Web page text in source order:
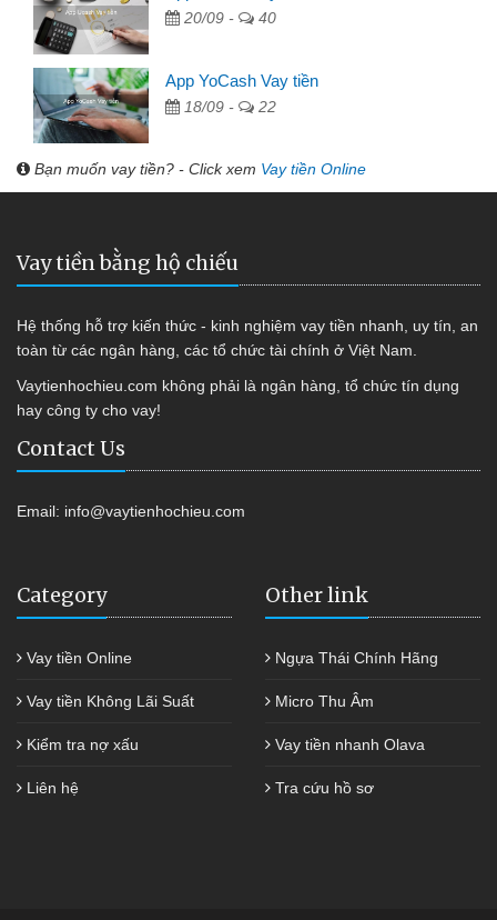
20/09 - 40
App YoCash Vay tiền
18/09 - 22
Bạn muốn vay tiền? - Click xem Vay tiền Online
Vay tiền bằng hộ chiếu
Hệ thống hỗ trợ kiến thức - kinh nghiệm vay tiền nhanh, uy tín, an
toàn từ các ngân hàng, các tổ chức tài chính ở Việt Nam.
Vaytienhochieu.com không phải là ngân hàng, tổ chức tín dụng
hay công ty cho vay!
Contact Us
Email: info@vaytienhochieu.com
Category
Vay tiền Online
Vay tiền Không Lãi Suất
Kiểm tra nợ xấu
Liên hệ
Other link
Ngựa Thái Chính Hãng
Micro Thu Âm
Vay tiền nhanh Olava
Tra cứu hồ sơ